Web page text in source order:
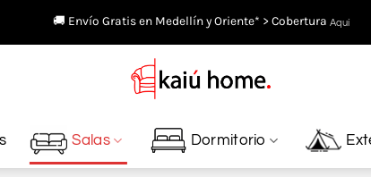
🚚 Envío Gratis en Medellín y Oriente* > Cobertura Aquí
Salas Dormitorio